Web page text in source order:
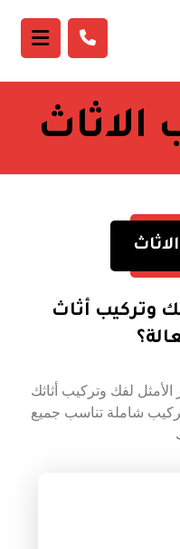
وتركيب أثاث
لفك وتركيب أثاثك
شاملة تناسب جميع